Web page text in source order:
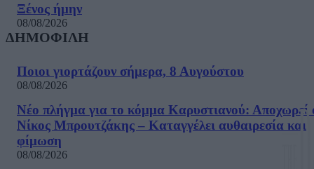
Ξένος ήμην
08/08/2026
ΔΗΜΟΦΙΛΗ
Ποιοι γιορτάζουν σήμερα, 8 Αυγούστου
08/08/2026
Νέο πλήγμα για το κόμμα Καρυστιανού: Αποχωρεί
Νίκος Μπρουτζάκης – Καταγγέλει αυθαιρεσία και
φίμωση
08/08/2026